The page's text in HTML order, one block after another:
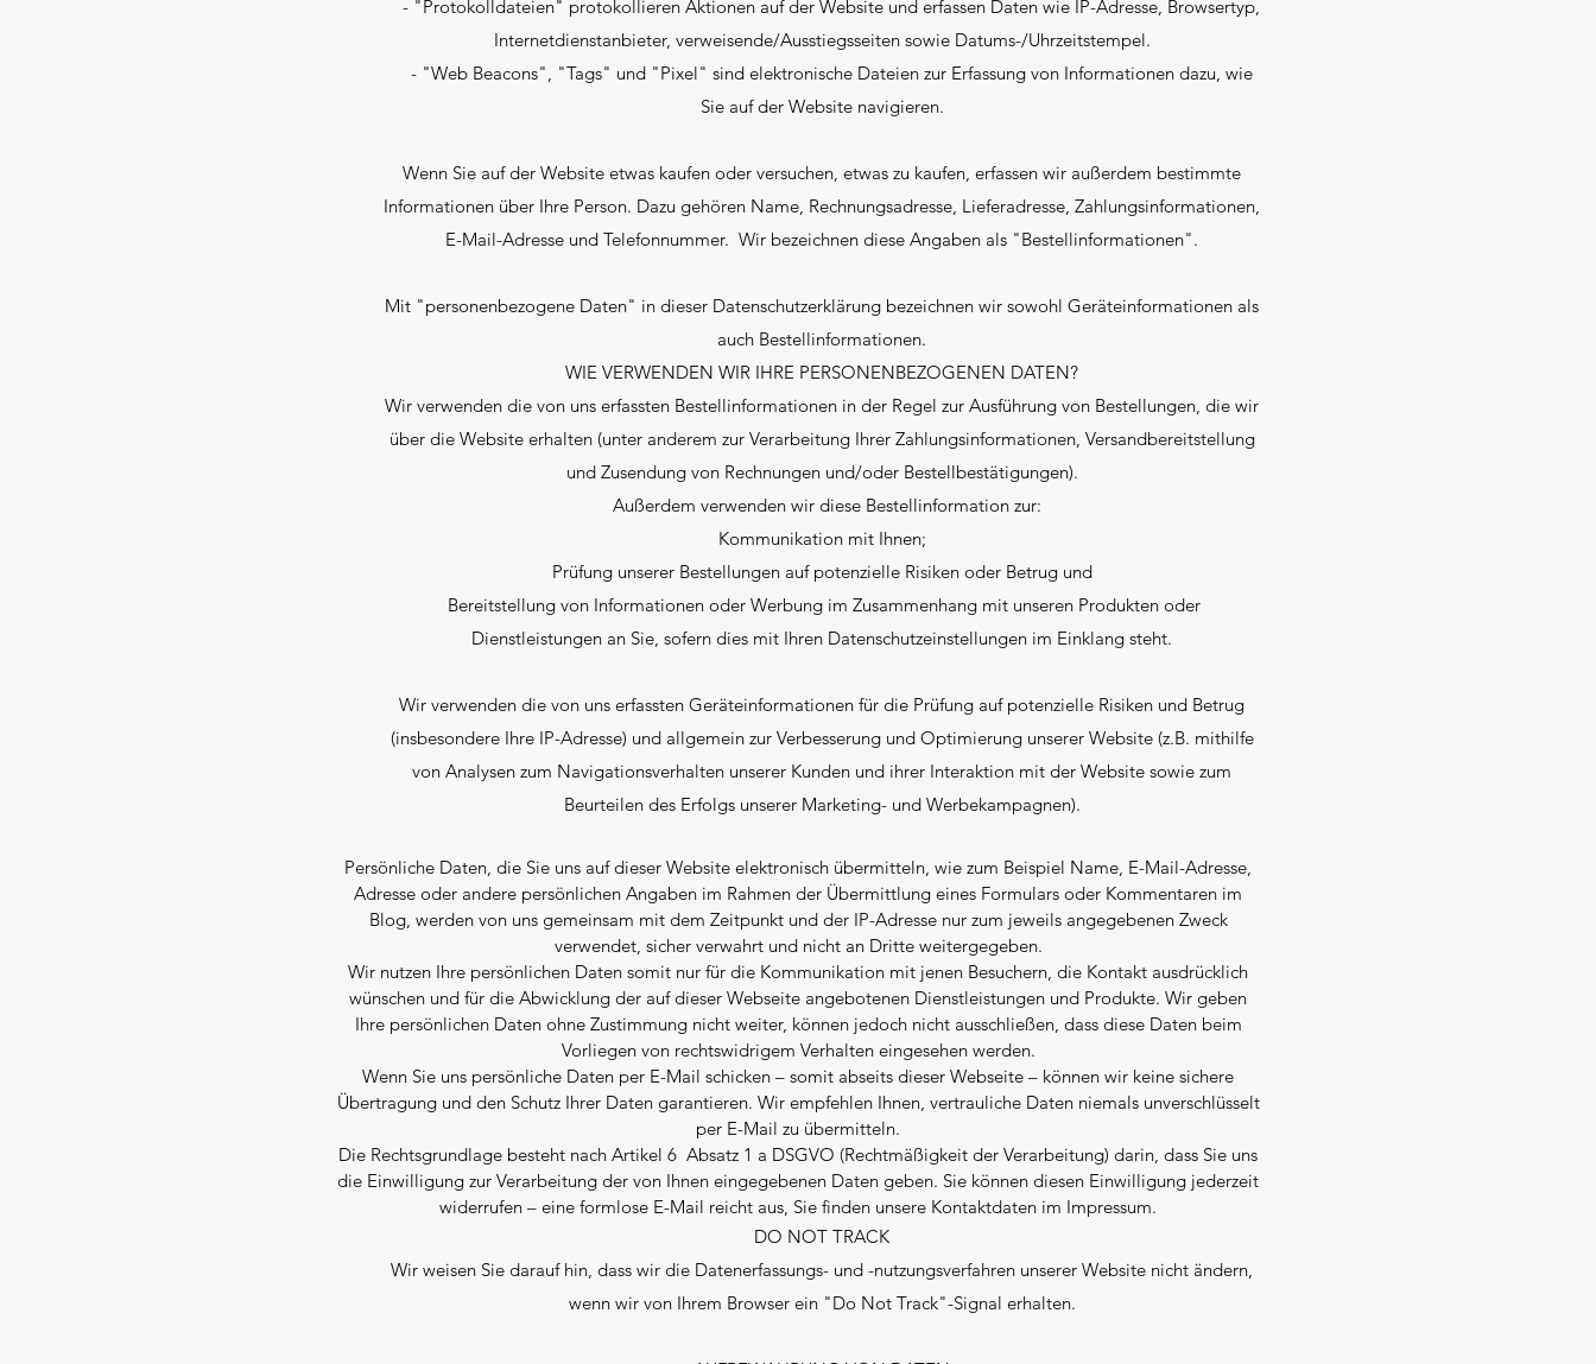
- "Protokolldateien" protokollieren Aktionen auf der Website und erfassen Daten wie IP-Adresse, Browsertyp,
Internetdienstanbieter, verweisende/Ausstiegsseiten sowie Datums-/Uhrzeitstempel.
- "Web Beacons", "Tags" und "Pixel" sind elektronische Dateien zur Erfassung von Informationen dazu, wie
Sie auf der Website navigieren.
Wenn Sie auf der Website etwas kaufen oder versuchen, etwas zu kaufen, erfassen wir außerdem bestimmte
Informationen über Ihre Person. Dazu gehören Name, Rechnungsadresse, Lieferadresse, Zahlungsinformationen,
E-Mail-Adresse und Telefonnummer. Wir bezeichnen diese Angaben als "Bestellinformationen".
Mit "personenbezogene Daten" in dieser Datenschutzerklärung bezeichnen wir sowohl Geräteinformationen als
auch Bestellinformationen.
WIE VERWENDEN WIR IHRE PERSONENBEZOGENEN DATEN?
Wir verwenden die von uns erfassten Bestellinformationen in der Regel zur Ausführung von Bestellungen, die wir
über die Website erhalten (unter anderem zur Verarbeitung Ihrer Zahlungsinformationen, Versandbereitstellung
und Zusendung von Rechnungen und/oder Bestellbestätigungen).
Außerdem verwenden wir diese Bestellinformation zur:
Kommunikation mit Ihnen;
Prüfung unserer Bestellungen auf potenzielle Risiken oder Betrug und
Bereitstellung von Informationen oder Werbung im Zusammenhang mit unseren Produkten oder
Dienstleistungen an Sie, sofern dies mit Ihren Datenschutzeinstellungen im Einklang steht.
Wir verwenden die von uns erfassten Geräteinformationen für die Prüfung auf potenzielle Risiken und Betrug
(insbesondere Ihre IP-Adresse) und allgemein zur Verbesserung und Optimierung unserer Website (z.B. mithilfe
von Analysen zum Navigationsverhalten unserer Kunden und ihrer Interaktion mit der Website sowie zum
Beurteilen des Erfolgs unserer Marketing- und Werbekampagnen).
Persönliche Daten, die Sie uns auf dieser Website elektronisch übermitteln, wie zum Beispiel Name, E-Mail-Adresse,
Adresse oder andere persönlichen Angaben im Rahmen der Übermittlung eines Formulars oder Kommentaren im
Blog, werden von uns gemeinsam mit dem Zeitpunkt und der IP-Adresse nur zum jeweils angegebenen Zweck
verwendet, sicher verwahrt und nicht an Dritte weitergegeben.
Wir nutzen Ihre persönlichen Daten somit nur für die Kommunikation mit jenen Besuchern, die Kontakt ausdrücklich
wünschen und für die Abwicklung der auf dieser Webseite angebotenen Dienstleistungen und Produkte. Wir geben
Ihre persönlichen Daten ohne Zustimmung nicht weiter, können jedoch nicht ausschließen, dass diese Daten beim
Vorliegen von rechtswidrigem Verhalten eingesehen werden.
Wenn Sie uns persönliche Daten per E-Mail schicken – somit abseits dieser Webseite – können wir keine sichere
Übertragung und den Schutz Ihrer Daten garantieren. Wir empfehlen Ihnen, vertrauliche Daten niemals unverschlüsselt
per E-Mail zu übermitteln.
Die Rechtsgrundlage besteht nach Artikel 6 Absatz 1 a DSGVO (Rechtmäßigkeit der Verarbeitung) darin, dass Sie uns
die Einwilligung zur Verarbeitung der von Ihnen eingegebenen Daten geben. Sie können diesen Einwilligung jederzeit
widerrufen – eine formlose E-Mail reicht aus, Sie finden unsere Kontaktdaten im Impressum.
DO NOT TRACK
Wir weisen Sie darauf hin, dass wir die Datenerfassungs- und -nutzungsverfahren unserer Website nicht ändern,
wenn wir von Ihrem Browser ein "Do Not Track"-Signal erhalten.